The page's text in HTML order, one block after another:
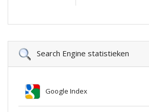
Search Engine statistieken
Google Index